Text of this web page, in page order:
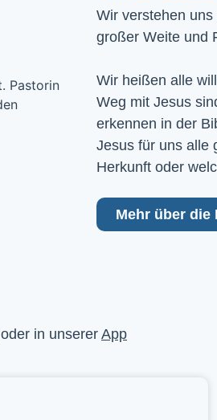
Wir verstehen
großer Weite und
Wir heißen alle
Weg mit Jesus
erkennen in der
Jesus für uns alle
Herkunft oder
Mehr über die
oder in unserer App